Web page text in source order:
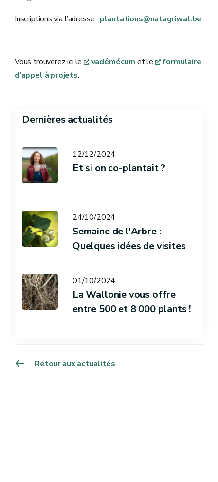
Inscriptions via l’adresse : plantations@natagriwal.be.
Vous trouverez ici le vadémécum et le
formulaire
d’appel à projets.
Retour aux actualités
Dernières actualités
12/12/2024
Et si on co-plantait ?
24/10/2024
Semaine de l'Arbre :
Quelques idées de visites
01/10/2024
La Wallonie vous offre
entre 500 et 8 000 plants !